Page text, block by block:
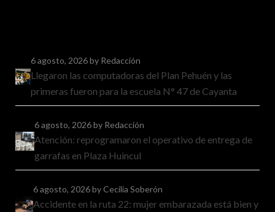
6 agosto, 2026by Redacción
Llegaron las computadoras del Plan Pehuén y las
primeras fueron para la escuela N° 47 de Cayanta
6 agosto, 2026by Redacción
Atención: reprogramaron el operativo de entrega de
garrafas en Plaza Huincul
6 agosto, 2026by Cecilia Soberón
Accidente en la ruta 22: mujer embarazada está bien y